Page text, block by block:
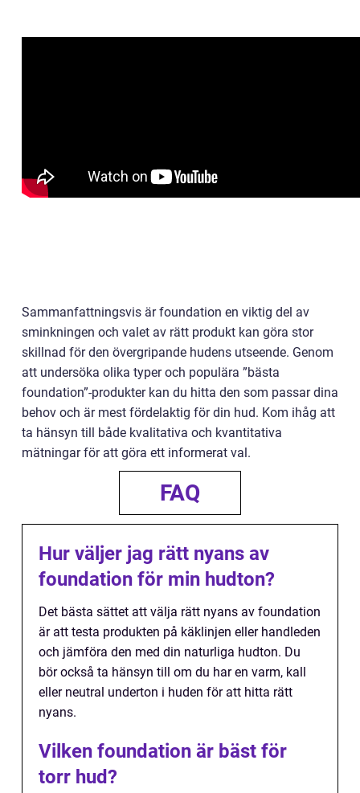
Sammanfattningsvis är foundation en viktig del av
sminkningen och valet av rätt produkt kan göra stor
skillnad för den övergripande hudens utseende. Genom
att undersöka olika typer och populära ”bästa
foundation”-produkter kan du hitta den som passar dina
behov och är mest fördelaktig för din hud. Kom ihåg att
ta hänsyn till både kvalitativa och kvantitativa
mätningar för att göra ett informerat val.
FAQ
Hur väljer jag rätt nyans av
foundation för min hudton?
Det bästa sättet att välja rätt nyans av foundation
är att testa produkten på käklinjen eller handleden
och jämföra den med din naturliga hudton. Du
bör också ta hänsyn till om du har en varm, kall
eller neutral underton i huden för att hitta rätt
nyans.
Vilken foundation är bäst för
torr hud?